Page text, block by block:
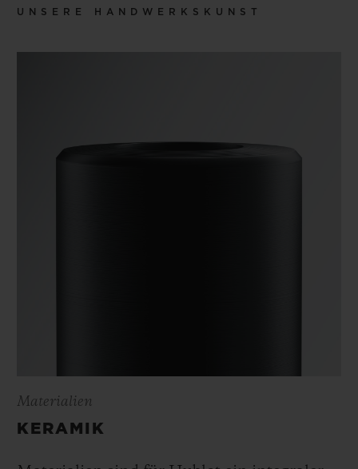
UNSERE HANDWERKSKUNST
Materialien
KERAMIK